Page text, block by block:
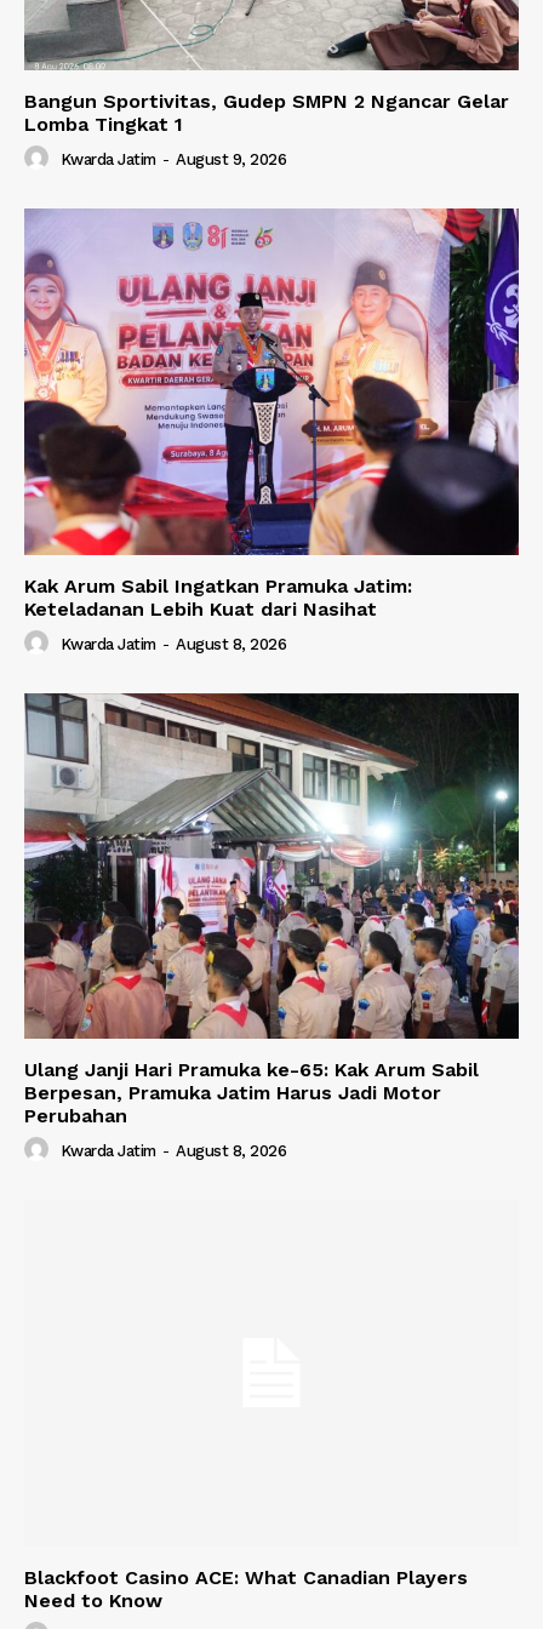
Bangun Sportivitas, Gudep SMPN 2 Ngancar Gelar
Lomba Tingkat 1
Kwarda Jatim - August 9, 2026
Kak Arum Sabil Ingatkan Pramuka Jatim:
Keteladanan Lebih Kuat dari Nasihat
Kwarda Jatim - August 8, 2026
Ulang Janji Hari Pramuka ke-65: Kak Arum Sabil
Berpesan, Pramuka Jatim Harus Jadi Motor
Perubahan
Kwarda Jatim - August 8, 2026
Blackfoot Casino ACE: What Canadian Players
Need to Know